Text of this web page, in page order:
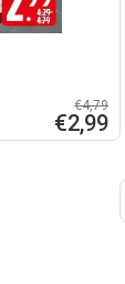
€4,79
€2,99